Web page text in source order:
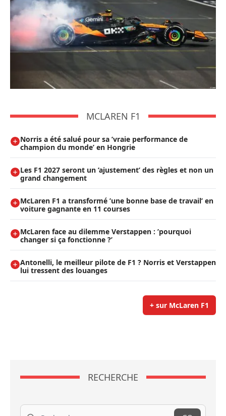
MCLAREN F1
Norris a été salué pour sa ’vraie performance de
champion du monde’ en Hongrie
Les F1 2027 seront un ’ajustement’ des règles et non un
grand changement
McLaren F1 a transformé ’une bonne base de travail’ en
voiture gagnante en 11 courses
McLaren face au dilemme Verstappen : ’pourquoi
changer si ça fonctionne ?’
Antonelli, le meilleur pilote de F1 ? Norris et Verstappen
lui tressent des louanges
+ sur McLaren F1
RECHERCHE
Recherche